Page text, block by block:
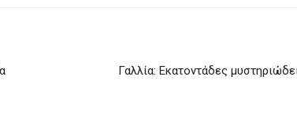
Γαλλία: Εκατοντάδες